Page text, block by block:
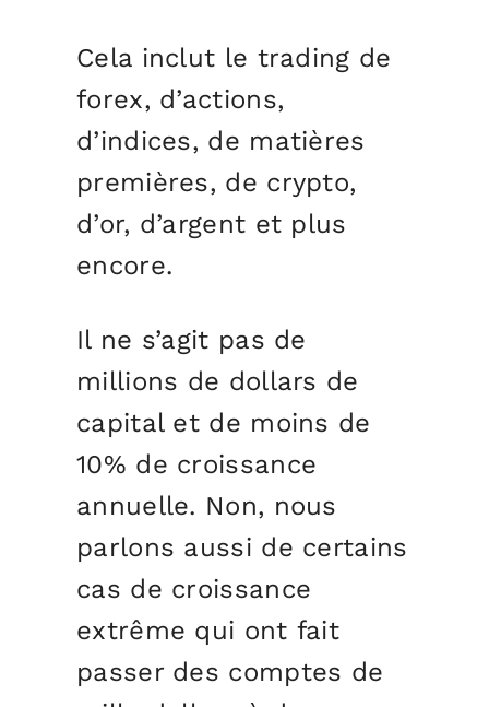
Cela inclut le trading de
forex, d’actions,
d’indices, de matières
premières, de crypto,
d’or, d’argent et plus
encore.
Il ne s’agit pas de
millions de dollars de
capital et de moins de
10% de croissance
annuelle. Non, nous
parlons aussi de certains
cas de croissance
extrême qui ont fait
passer des comptes de